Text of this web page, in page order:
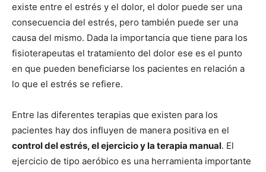
existe entre el estrés y el dolor, el dolor puede ser una
consecuencia del estrés, pero también puede ser una
causa del mismo. Dada la importancia que tiene para los
fisioterapeutas el tratamiento del dolor ese es el punto
en que pueden beneficiarse los pacientes en relación a
lo que el estrés se refiere.
Entre las diferentes terapias que existen para los
pacientes hay dos influyen de manera positiva en el
control del estrés, el ejercicio y la terapia manual. El
ejercicio de tipo aeróbico es una herramienta importante